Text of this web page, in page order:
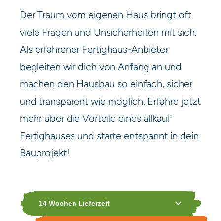
Der Traum vom eigenen Haus bringt oft
viele Fragen und Unsicherheiten mit sich.
Als erfahrener Fertighaus-Anbieter
begleiten wir dich von Anfang an und
machen den Hausbau so einfach, sicher
und transparent wie möglich. Erfahre jetzt
mehr über die Vorteile eines allkauf
Fertighauses und starte entspannt in dein
Bauprojekt!
14 Wochen Lieferzeit